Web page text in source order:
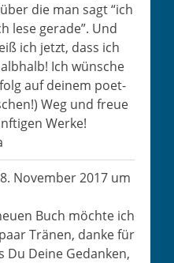
die man sagt “ich
lese ger­ade”. Und
ich jet­zt, dass ich
Ich wün­sche
auf deinem poet­
Weg und freue
Werke!
Novem­ber 2017 um
Buch möchte ich
Trä­nen, danke für
Du Deine Gedanken,